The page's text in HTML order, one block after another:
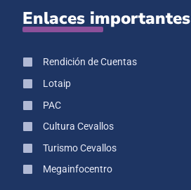
Enlaces importantes
Rendición de Cuentas
Lotaip
PAC
Cultura Cevallos
Turismo Cevallos
Megainfocentro